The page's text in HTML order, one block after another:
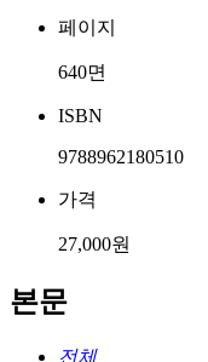
페이지
640면
ISBN
9788962180510
가격
27,000원
본문
전체